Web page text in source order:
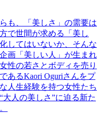
も、「美しさ」の需要は
で世間が求める「美し
してはいないか、そんな
画「美しい人」が生まれ
性の若さとボディを売り
あるKaori Oguriさんをプ
人生経験を持つ女性たち
人の美しさ”に迫る新た